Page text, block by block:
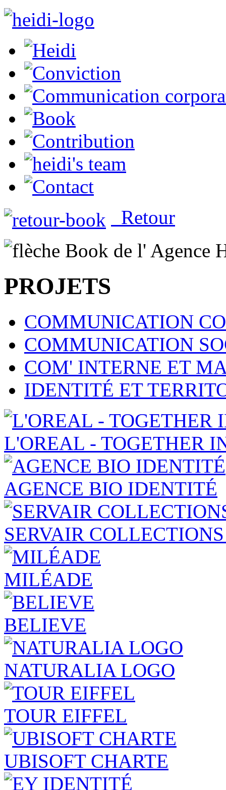
Retour
PROJETS
COMMUNICATION
COMMUNICATION
COM' INTERNE ET
IDENTITÉ ET
L'OREAL - TOGETHER
AGENCE BIO IDENTITÉ
SERVAIR
MILÉADE
BELIEVE
NATURALIA LOGO
TOUR EIFFEL
UBISOFT CHARTE